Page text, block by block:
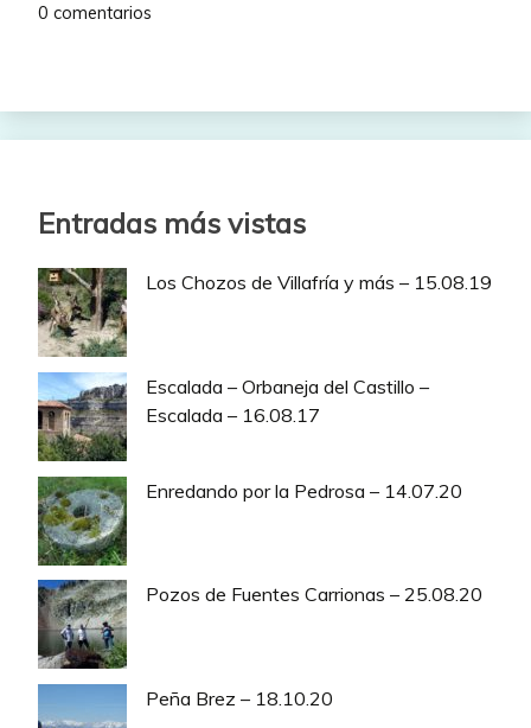
0 comentarios
Entradas más vistas
Los Chozos de Villafría y más – 15.08.19
Escalada – Orbaneja del Castillo –
Escalada – 16.08.17
Enredando por la Pedrosa – 14.07.20
Pozos de Fuentes Carrionas – 25.08.20
Peña Brez – 18.10.20